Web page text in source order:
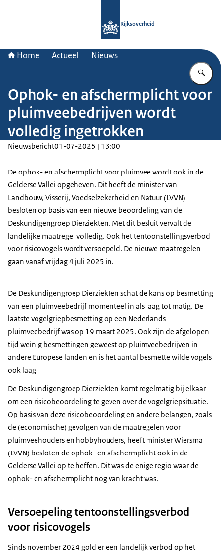
Rijksoverheid
Home Actueel Nieuws
Ophok- en afschermplicht voor
pluimveebedrijven wordt
volledig ingetrokken
Nieuwsbericht01-07-2025 | 13:00
De ophok- en afschermplicht voor pluimvee wordt ook in de
Gelderse Vallei opgeheven. Dit heeft de minister van
Landbouw, Visserij, Voedselzekerheid en Natuur (LVVN)
besloten op basis van een nieuwe beoordeling van de
Deskundigengroep Dierziekten. Met dit besluit vervalt de
landelijke maatregel volledig. Ook het tentoonstellingsverbod
voor risicovogels wordt versoepeld. De nieuwe maatregelen
gaan vanaf vrijdag 4 juli 2025 in.
De Deskundigengroep Dierziekten schat de kans op besmetting
van een pluimveebedrijf momenteel in als laag tot matig. De
laatste vogelgriepbesmetting op een Nederlands
pluimveebedrijf was op 19 maart 2025. Ook zijn de afgelopen
tijd weinig besmettingen geweest op pluimveebedrijven in
andere Europese landen en is het aantal besmette wilde vogels
ook laag.
De Deskundigengroep Dierziekten komt regelmatig bij elkaar
om een risicobeoordeling te geven over de vogelgriepsituatie.
Op basis van deze risicobeoordeling en andere belangen, zoals
de (economische) gevolgen van de maatregelen voor
pluimveehouders en hobbyhouders, heeft minister Wiersma
(LVVN) besloten de ophok- en afschermplicht ook in de
Gelderse Vallei op te heffen. Dit was de enige regio waar de
ophok- en afschermplicht nog van kracht was.
Versoepeling tentoonstellingsverbod
voor risicovogels
Sinds november 2024 gold er een landelijk verbod op het